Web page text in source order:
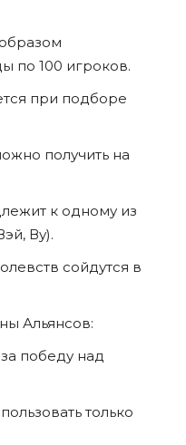
по 100 игроков.
при подборе
получить на
к одному из
Ву).
сойдутся в
Альянсов:
победу над
только